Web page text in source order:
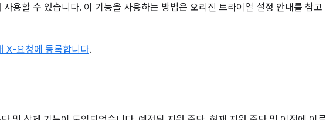
용할 수 있습니다. 이 기능을 사용하는 방법은 오리진 트라이얼 설정 안내를 참고
X-요청에 등록합니다.